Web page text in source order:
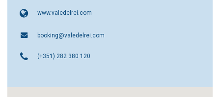
www.valedelrei.com
booking@valedelrei.com
(+351) 282 380 120